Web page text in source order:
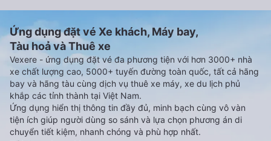
Ứng dụng đặt vé Xe khách, Máy bay,
Tàu hoả và Thuê xe
Vexere - ứng dụng đặt vé đa phương tiện với hơn 3000+ nhà
xe chất lượng cao, 5000+ tuyến đường toàn quốc, tất cả hãng
bay và hãng tàu cùng dịch vụ thuê xe máy, xe du lịch phủ
khắp các tỉnh thành tại Việt Nam.
Ứng dụng hiển thị thông tin đầy đủ, minh bạch cùng vô vàn
tiện ích giúp người dùng so sánh và lựa chọn phương án di
chuyển tiết kiệm, nhanh chóng và phù hợp nhất.